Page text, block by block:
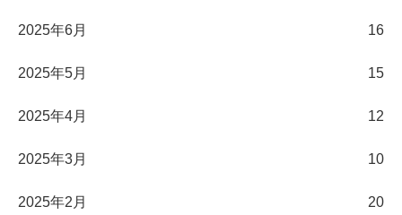
2025年6月 16
2025年5月 15
2025年4月 12
2025年3月 10
2025年2月 20